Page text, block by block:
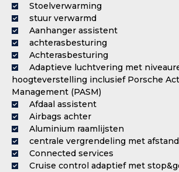
Stoelverwarming
stuur verwarmd
Aanhanger assistent
achterasbesturing
Achterasbesturing
Adaptieve luchtvering met
hoogteverstelling inclusief Porsche
Management (PASM)
Afdaal assistent
Airbags achter
Aluminium raamlijsten
centrale vergrendeling met
Connected services
Cruise control adaptief met